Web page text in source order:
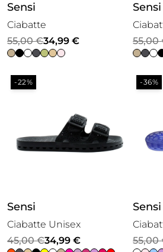
Sensi
Ciabatte
55,00€
Il
prezzo
originale
era:
34,99 €
Il
prezzo
attuale
è:
Sensi
55,00
Il
prezzo
era:
Il
prezzo
attuale
è:
-22%
Sensi
Ciabatte Unisex
45,00€
Il
34,99 €
Il
-36%
Sensi
55,00
Il
Il